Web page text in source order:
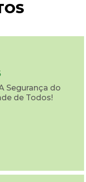
Segurança do
de Todos!